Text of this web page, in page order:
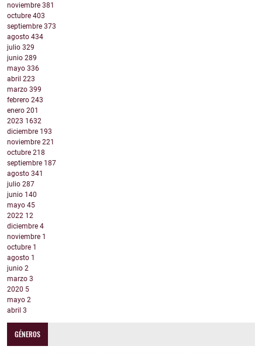
noviembre 381
octubre 403
septiembre 373
agosto 434
julio 329
junio 289
mayo 336
abril 223
marzo 399
febrero 243
enero 201
2023 1632
diciembre 193
noviembre 221
octubre 218
septiembre 187
agosto 341
julio 287
junio 140
mayo 45
2022 12
diciembre 4
noviembre 1
octubre 1
agosto 1
junio 2
marzo 3
2020 5
mayo 2
abril 3
GÉNEROS